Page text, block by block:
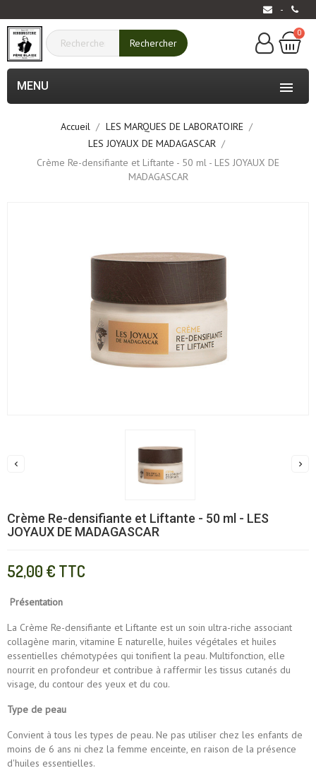
-
0
Rechercher

MENU
Accueil
LES MARQUES DE LABORATOIRE
LES JOYAUX DE MADAGASCAR
Crème Re-densifiante et Liftante - 50 ml - LES JOYAUX DE
MADAGASCAR
 
Crème Re-densifiante et Liftante - 50 ml - LES
JOYAUX DE MADAGASCAR
52,00 € TTC
Présentation
La Crème Re-densifiante et Liftante est un soin ultra-riche associant
collagène marin, vitamine E naturelle, huiles végétales et huiles
essentielles chémotypées qui tonifient la peau. Multifonction, elle
nourrit en profondeur et contribue à raffermir les tissus cutanés du
visage, du contour des yeux et du cou.
Type de peau
Convient à tous les types de peau. Ne pas utiliser chez les enfants de
moins de 6 ans ni chez la femme enceinte, en raison de la présence
d'huiles essentielles.